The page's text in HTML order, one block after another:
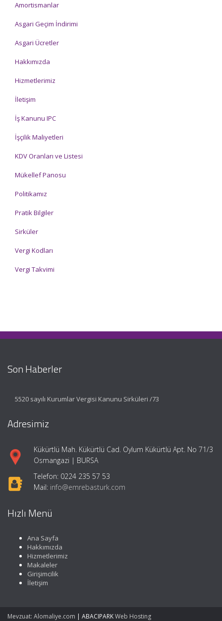
Amortismanlar
Asgari Geçim İndirimi
Asgari Ücretler
Hakkımızda
Hizmetlerimiz
İletişim
İş Kanunu IPC
İşçilik Maliyetleri
KDV Oranları ve Listesi
Mükellef Panosu
Politikamız
Pratik Bilgiler
Sirküler
Vergi Kodları
Vergi Takvimi
Son Haberler
5520 sayılı Kurumlar Vergisi Kanunu Sirküleri /73
Adresimiz
Kükürtlü Mah. Kükürtlü Cad. Oylum Kükürtlü Apt. No 71/3
Osmangazi | BURSA
Telefon: 0224 235 57 53
Mail: info@emrebasturk.com
Hızlı Menü
Ana Sayfa
Hakkımızda
Hizmetlerimiz
Makaleler
Girişimcilik
İletişim
Mevzuat: Alomaliye.com | ABACIPARKWeb Hosting